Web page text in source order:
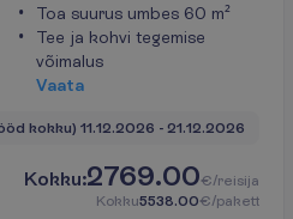
Toa suurus umbes 60 m²
Tee ja kohvi tegemise
võimalus
Vaata
kokku) 11.12.2026 - 21.12.2026
Kokku:2769.00€/reisija
Kokku5538.00€/pakett